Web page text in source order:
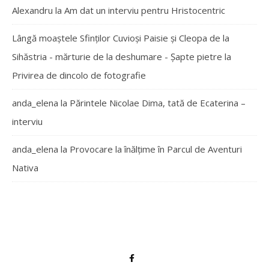
Alexandru la Am dat un interviu pentru Hristocentric
Lângă moaștele Sfinților Cuvioși Paisie și Cleopa de la
Sihăstria - mărturie de la deshumare - Şapte pietre la
Privirea de dincolo de fotografie
anda_elena la Părintele Nicolae Dima, tată de Ecaterina –
interviu
anda_elena la Provocare la înălțime în Parcul de Aventuri
Nativa